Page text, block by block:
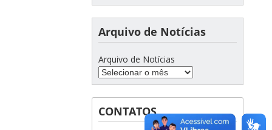
Arquivo de Notícias
Arquivo de Notícias
CONTATOS